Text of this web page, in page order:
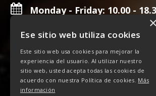
Monday - Friday: 10.00 -
Error:Formulario de contacto no
Ese sitio web utiliza cookies
Este sitio web usa cookies para mejorar la
experiencia del usuario. Al utilizar nuestro
sitio web, usted acepta todas las cookies de
acuerdo con nuestra Política de cookies. Más
información
×